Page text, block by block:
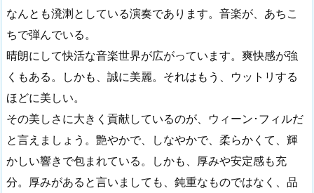
なんとも溌溂としている演奏であります。音楽が、あちこ
ちで弾んでいる。
晴朗にして快活な音楽世界が広がっています。爽快感が強
くもある。しかも、誠に美麗。それはもう、ウットリする
ほどに美しい。
その美しさに大きく貢献しているのが、ウィーン･フィルだ
と言えましょう。艶やかで、しなやかで、柔らかくて、輝
かしい響きで包まれている。しかも、厚みや安定感も充
分。厚みがあると言いましても、鈍重なものではなく、品